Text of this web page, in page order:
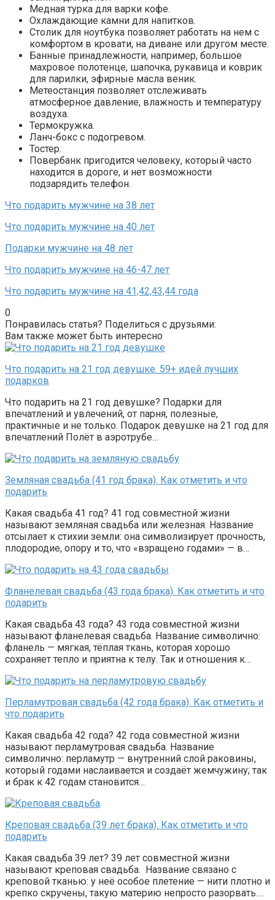
Медная турка для варки кофе.
Охлаждающие камни для напитков.
Столик для ноутбука позволяет работать на нем с
комфортом в кровати, на диване или другом месте.
Банные принадлежности, например, большое
махровое полотенце, шапочка, рукавица и коврик
для парилки, эфирные масла веник.
Метеостанция позволяет отслеживать
атмосферное давление, влажность и температуру
воздуха.
Термокружка.
Ланч-бокс с подогревом.
Тостер.
Повербанк пригодится человеку, который часто
находится в дороге, и нет возможности
подзарядить телефон.
Что подарить мужчине на 38 лет
Что подарить мужчине на 40 лет
Подарки мужчине на 48 лет
Что подарить мужчине на 46-47 лет
Что подарить мужчине на 41,42,43,44 года
0
Понравилась статья? Поделиться с друзьями:
Вам также может быть интересно
Что подарить на 21 год девушке. 59+ идей лучших
подарков
Что подарить на 21 год девушке? Подарки для
впечатлений и увлечений, от парня, полезные,
практичные и не только. Подарок девушке на 21 год для
впечатлений Полёт в аэротрубе…
Земляная свадьба (41 год брака). Как отметить и что
подарить
Какая свадьба 41 год? 41 год совместной жизни
называют земляная свадьба или железная. Название
отсылает к стихии земли: она символизирует прочность,
плодородие, опору и то, что «взращено годами» — в…
Фланелевая свадьба (43 года брака). Как отметить и что
подарить
Какая свадьба 43 года? 43 года совместной жизни
называют фланелевая свадьба. Название символично:
фланель — мягкая, тёплая ткань, которая хорошо
сохраняет тепло и приятна к телу. Так и отношения к…
Перламутровая свадьба (42 года брака). Как отметить и
что подарить
Какая свадьба 42 года? 42 года совместной жизни
называют перламутровая свадьба. Название
символично: перламутр — внутренний слой раковины,
который годами наслаивается и создаёт жемчужину; так
и брак к 42 годам становится…
Креповая свадьба (39 лет брака). Как отметить и что
подарить
Какая свадьба 39 лет? 39 лет совместной жизни
называют креповая свадьба. Название связано с
креповой тканью: у неё особое плетение — нити плотно и
крепко скручены, такую материю непросто разорвать….